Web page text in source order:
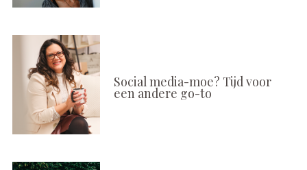
Social media-moe? Tijd voor
een andere go-to